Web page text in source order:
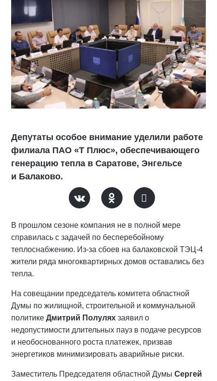
Депутаты особое внимание уделили работе
филиала ПАО «Т Плюс», обеспечивающего
генерацию тепла в Саратове, Энгельсе
и Балаково.
В прошлом сезоне компания не в полной мере
справилась с задачей по бесперебойному
теплоснабжению. Из-за сбоев на балаковской ТЭЦ-4
жители ряда многоквартирных домов оставались без
тепла.
На совещании председатель комитета областной
Думы по жилищной, строительной и коммунальной
политике Дмитрий Полулях заявил о
недопустимости длительных пауз в подаче ресурсов
и необоснованного роста платежек, призвав
энергетиков минимизировать аварийные риски.
Заместитель Председателя областной Думы Сергей